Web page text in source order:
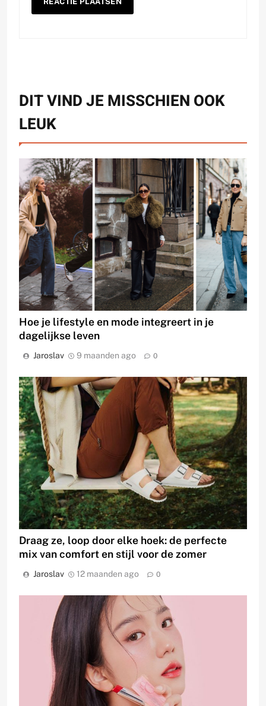
DIT VIND JE MISSCHIEN OOK
LEUK
Hoe je lifestyle en mode integreert in je
dagelijkse leven
Jaroslav 9 maanden ago 0
Draag ze, loop door elke hoek: de perfecte
mix van comfort en stijl voor de zomer
Jaroslav 12 maanden ago 0